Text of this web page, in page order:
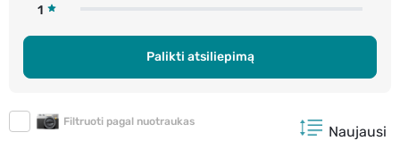
1
Palikti atsiliepimą
Filtruoti pagal nuotraukas
Naujausi